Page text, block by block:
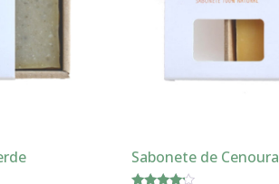
Sabonete de Cenoura